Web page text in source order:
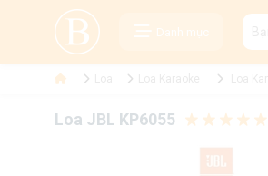
Danh mục
Loa JBL KP6055